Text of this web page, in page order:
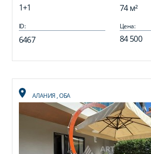
1+1 74 м²
ID:
6467
Цена:
84 500
АЛАНИЯ,ОБА